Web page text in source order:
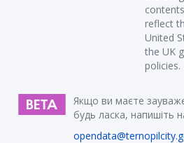
reflect
United
the UK
policies.
Якщо ви маєте
будь ласка, напишіть